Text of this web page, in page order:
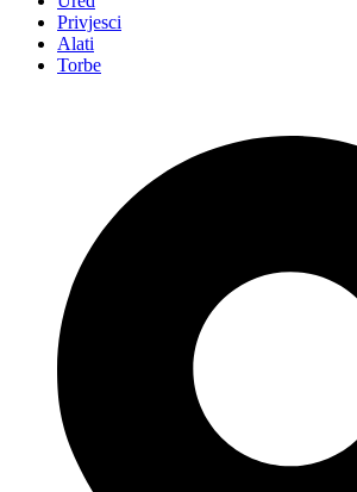
Privjesci
Alati
Torbe